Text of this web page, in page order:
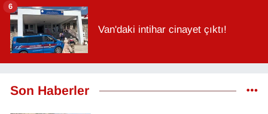
Van'daki intihar cinayet çıktı!
6
Son Haberler